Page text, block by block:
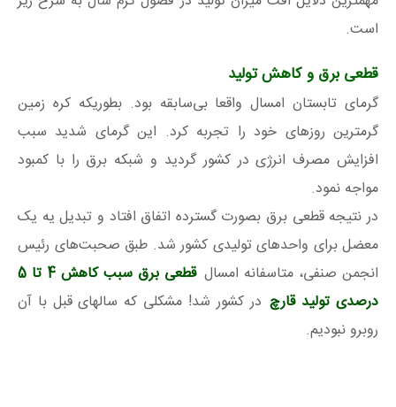
است.
قطعی برق و کاهش تولید
گرمای تابستان امسال واقعا بی‌سابقه بود. بطوریکه کره زمین
گرمترین روزهای خود را تجربه کرد. این گرمای شدید سبب
افزایش مصرف انرژی در کشور گردید و شبکه برق را با کمبود
مواجه نمود.
در نتیجه قطعی برق بصورت گسترده اتفاق افتاد و تبدیل یه یک
معضل برای واحدهای تولیدی کشور شد. طبق صحبت‌های رئیس
انجمن صنفی، متاسفانه امسال
قطعی برق سبب کاهش 4 تا 5
درصدی تولید قارچ در کشور شد! مشکلی که سالهای قبل با آن
روبرو نبودیم.